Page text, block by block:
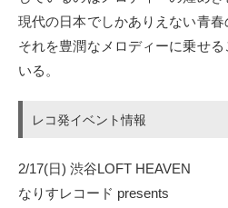
現代の日本でしかありえない青春
それを豊潤なメロディーに乗せ
いる。
レコ発イベント情報
2/17(日) 渋谷LOFT HEAVEN
なりすレコード presents